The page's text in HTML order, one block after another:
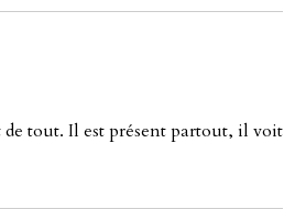
tout. Il est présent par­tout, il voit